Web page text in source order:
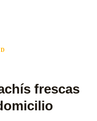
frescas